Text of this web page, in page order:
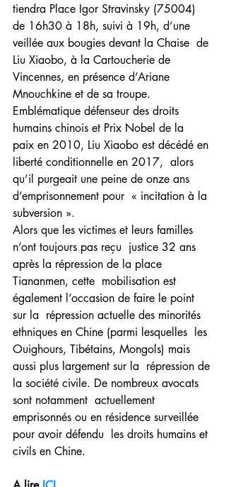
tiendra Place Igor Stravinsky (75004)
de 16h30 à 18h, suivi à 19h, d’une
veillée aux bougies devant la Chaise  de
Liu Xiaobo, à la Cartoucherie de
Vincennes, en présence d’Ariane
Mnouchkine et de sa troupe.
Emblématique défenseur des droits
humains chinois et Prix Nobel de la
paix en 2010, Liu Xiaobo est décédé en
liberté conditionnelle en 2017,  alors
qu’il purgeait une peine de onze ans
d’emprisonnement pour  « incitation à la
subversion ».
Alors que les victimes et leurs familles
n’ont toujours pas reçu  justice 32 ans
après la répression de la place
Tiananmen, cette  mobilisation est
également l’occasion de faire le point
sur la  répression actuelle des minorités
ethniques en Chine (parmi lesquelles  les
Ouighours, Tibétains, Mongols) mais
aussi plus largement sur la  répression de
la société civile. De nombreux avocats
sont notamment  actuellement
emprisonnés ou en résidence surveillée
pour avoir défendu  les droits humains et
civils en Chine.